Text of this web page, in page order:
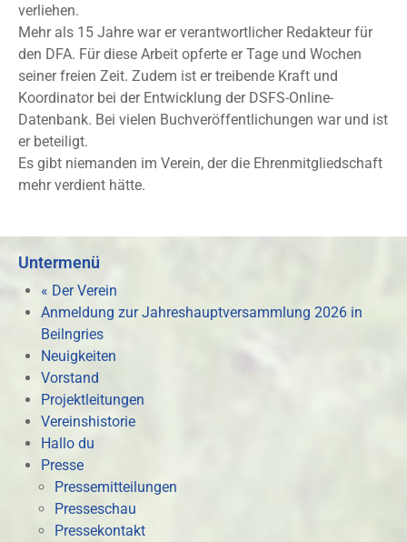
verliehen.
Mehr als 15 Jahre war er verantwortlicher Redakteur für
den DFA. Für diese Arbeit opferte er Tage und Wochen
seiner freien Zeit. Zudem ist er treibende Kraft und
Koordinator bei der Entwicklung der DSFS-Online-
Datenbank. Bei vielen Buchveröffentlichungen war und ist
er beteiligt.
Es gibt niemanden im Verein, der die Ehrenmitgliedschaft
mehr verdient hätte.
Untermenü
« Der Verein
Anmeldung zur Jahreshauptversammlung 2026 in
Beilngries
Neuigkeiten
Vorstand
Projektleitungen
Vereinshistorie
Hallo du
Presse
Pressemitteilungen
Presseschau
Pressekontakt